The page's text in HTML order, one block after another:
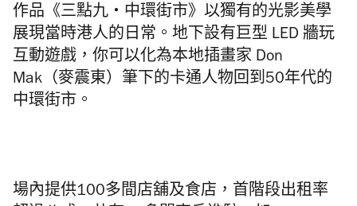
作品《三點九・中環街市》以獨有的光影美學
展現當時港人的日常。地下設有巨型 LED 牆玩
互動遊戲，你可以化為本地插畫家 Don
Mak（麥震東）筆下的卡通人物回到50年代的
中環街市。
場內提供100多間店舖及食店，首階段出租率